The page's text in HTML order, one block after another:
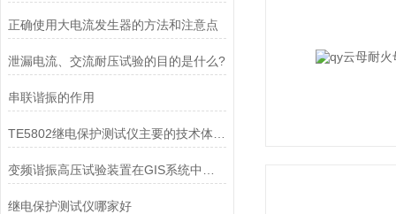
正确使用大电流发生器的方法和注意点
泄漏电流、交流耐压试验的目的是什么?
串联谐振的作用
TE5802继电保护测试仪主要的技术体现在哪里？
继电保护测试仪哪家好